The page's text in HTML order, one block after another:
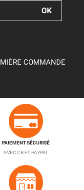
COMMANDE
PAIEMENT SÉCURISÉ
AVEC CB ET PAYPAL